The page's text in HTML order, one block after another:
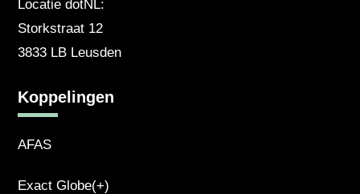
Locatie dotNL:
Storkstraat 12
3833 LB Leusden
Koppelingen
AFAS
Exact Globe(+)